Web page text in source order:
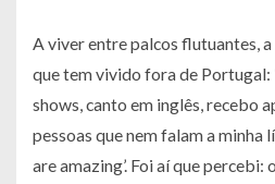
A viver entre palcos flutuantes,
que tem vivido fora de Portugal:
shows, canto em inglês, recebo
pessoas que nem falam a minha
are amazing’. Foi aí que percebi: